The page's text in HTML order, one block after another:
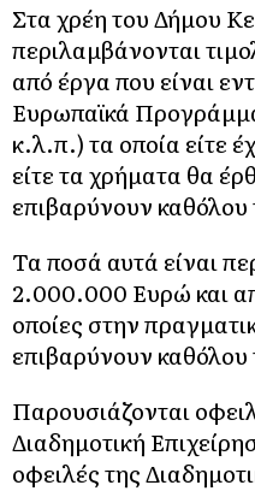
Στα χρέη του Δήμου
περιλαμβάνονται
από έργα που είναι
Ευρωπαϊκά
κ.λ.π.) τα οποία είτε
είτε τα χρήματα θα
επιβαρύνουν καθόλου
Τα ποσά αυτά είναι
2.000.000 Ευρώ και
οποίες στην
επιβαρύνουν
Παρουσιάζονται
Διαδημοτική
οφειλές της